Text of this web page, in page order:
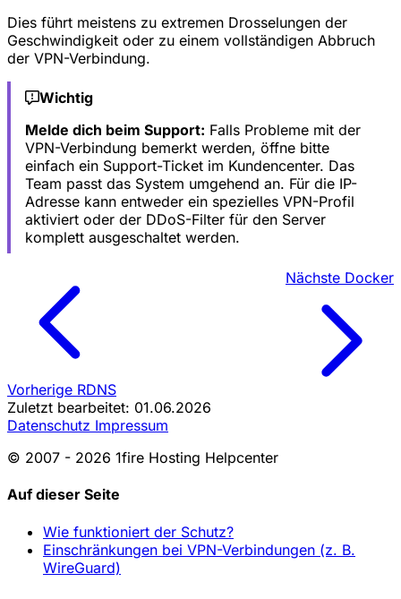
Dies führt meistens zu extremen Drosselungen der
Geschwindigkeit oder zu einem vollständigen Abbruch
der VPN-Verbindung.
Wichtig
Melde dich beim Support: Falls Probleme mit der
VPN-Verbindung bemerkt werden, öffne bitte
einfach ein Support-Ticket im Kundencenter. Das
Team passt das System umgehend an. Für die IP-
Adresse kann entweder ein spezielles VPN-Profil
aktiviert oder der DDoS-Filter für den Server
komplett ausgeschaltet werden.
Vorherige RDNS
Nächste Docker
Zuletzt bearbeitet: 01.06.2026
Datenschutz Impressum
© 2007 - 2026 1fire Hosting Helpcenter
Auf dieser Seite
Wie funktioniert der Schutz?
Einschränkungen bei VPN-Verbindungen (z. B.
WireGuard)